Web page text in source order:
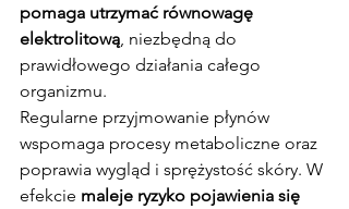
pomaga utrzymać równowagę
elektrolitową , niezbędną do
prawidłowego działania całego
organizmu.
Regularne przyjmowanie płynów
wspomaga procesy metaboliczne oraz
poprawia wygląd i sprężystość skóry. W
efekcie maleje ryzyko pojawienia się